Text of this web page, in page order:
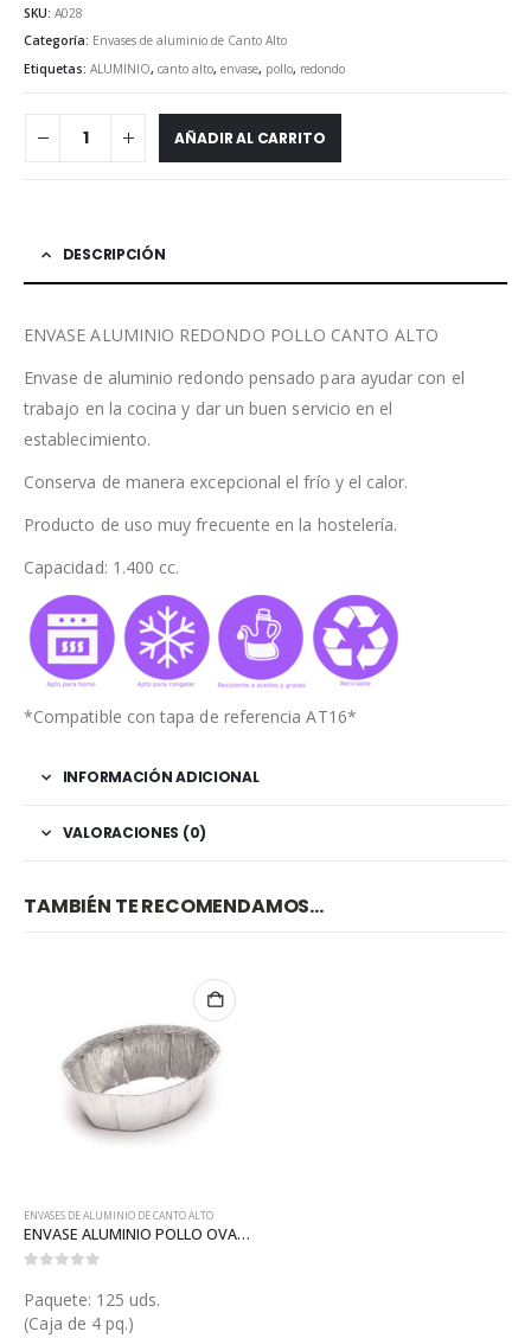
SKU: A028
Categoría: Envases de aluminio de Canto Alto
Etiquetas: ALUMINIO, canto alto, envase, pollo, redondo
AÑADIR AL CARRITO
DESCRIPCIÓN
ENVASE ALUMINIO REDONDO POLLO CANTO ALTO
Envase de aluminio redondo pensado para ayudar con el
trabajo en la cocina y dar un buen servicio en el
establecimiento.
Conserva de manera excepcional el frío y el calor.
Producto de uso muy frecuente en la hostelería.
Capacidad: 1.400 cc.
*Compatible con tapa de referencia AT16*
INFORMACIÓN ADICIONAL
VALORACIONES (0)
TAMBIÉN TE RECOMENDAMOS…
ENVASES DE ALUMINIO DE CANTO ALTO
ENVASE ALUMINIO POLLO OVALADO (A029)
Paquete: 125 uds.
(Caja de 4 pq.)